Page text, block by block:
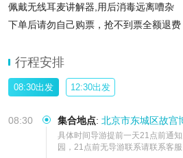
佩戴无线耳麦讲解器,用后消毒远离嘈杂
下单后请勿自己购票，抢不到票全额退费
行程安排
08:30出发 12:30出发
08:30 集合地点: 北京市东城区故宫
具体时间导游提前一天21点前通
园，21点前无导游联系请联系客服